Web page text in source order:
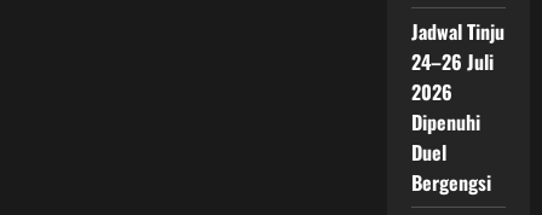
Jadwal Tinju
24–26 Juli
2026
Dipenuhi
Duel
Bergengsi